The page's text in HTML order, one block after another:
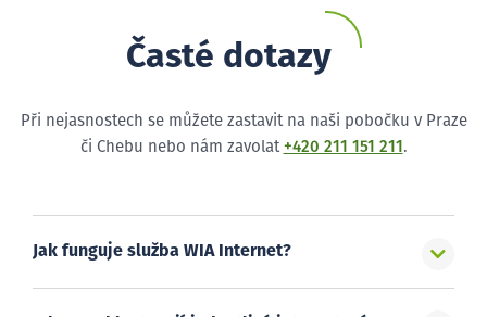
Časté dotazy
Při nejasnostech se můžete zastavit na naši pobočku v Praze
či Chebu nebo nám zavolat +420 211 151 211 .
Jak funguje služba WIA Internet?